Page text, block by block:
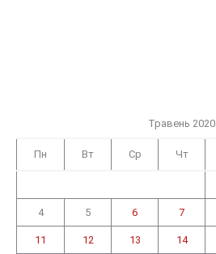
Травень 2020
Пн Вт Ср Чт
4 5 6 7
11 12 13 14